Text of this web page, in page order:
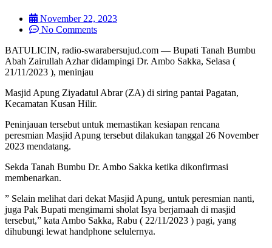
November 22, 2023
No Comments
BATULICIN, radio-swarabersujud.com — Bupati Tanah Bumbu
Abah Zairullah Azhar didampingi Dr. Ambo Sakka, Selasa (
21/11/2023 ), meninjau
Masjid Apung Ziyadatul Abrar (ZA) di siring pantai Pagatan,
Kecamatan Kusan Hilir.
Peninjauan tersebut untuk memastikan kesiapan rencana
peresmian Masjid Apung tersebut dilakukan tanggal 26 November
2023 mendatang.
Sekda Tanah Bumbu Dr. Ambo Sakka ketika dikonfirmasi
membenarkan.
” Selain melihat dari dekat Masjid Apung, untuk peresmian nanti,
juga Pak Bupati mengimami sholat Isya berjamaah di masjid
tersebut,” kata Ambo Sakka, Rabu ( 22/11/2023 ) pagi, yang
dihubungi lewat handphone selulernya.